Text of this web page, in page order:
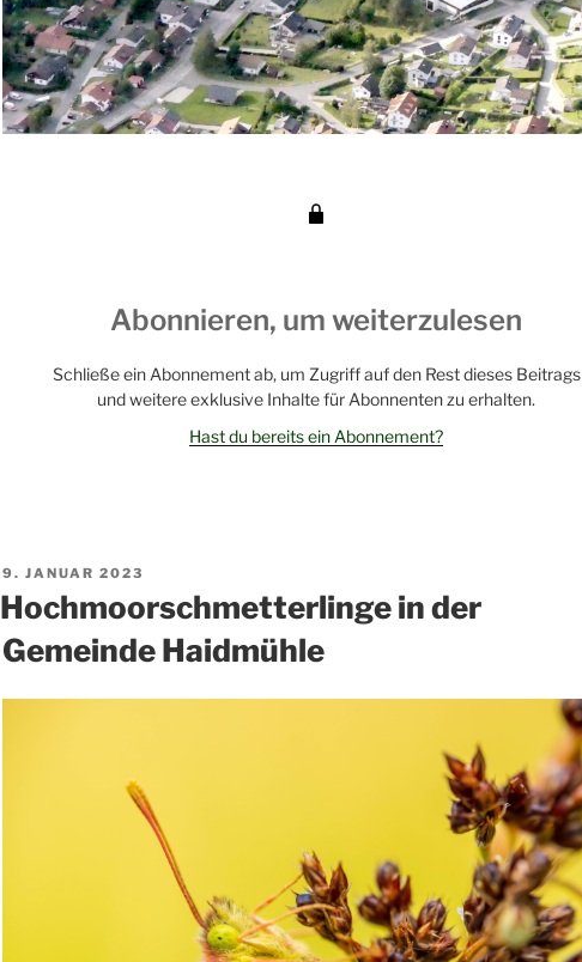
Abonnieren, um weiterzulesen
Schließe ein Abonnement ab, um Zugriff auf den Rest dieses Beitrags
und weitere exklusive Inhalte für Abonnenten zu erhalten.
Hast du bereits ein Abonnement?
VERÖFFENTLICHT
AM
9. JANUAR 2023
Hochmoorschmetterlinge in der
Gemeinde Haidmühle